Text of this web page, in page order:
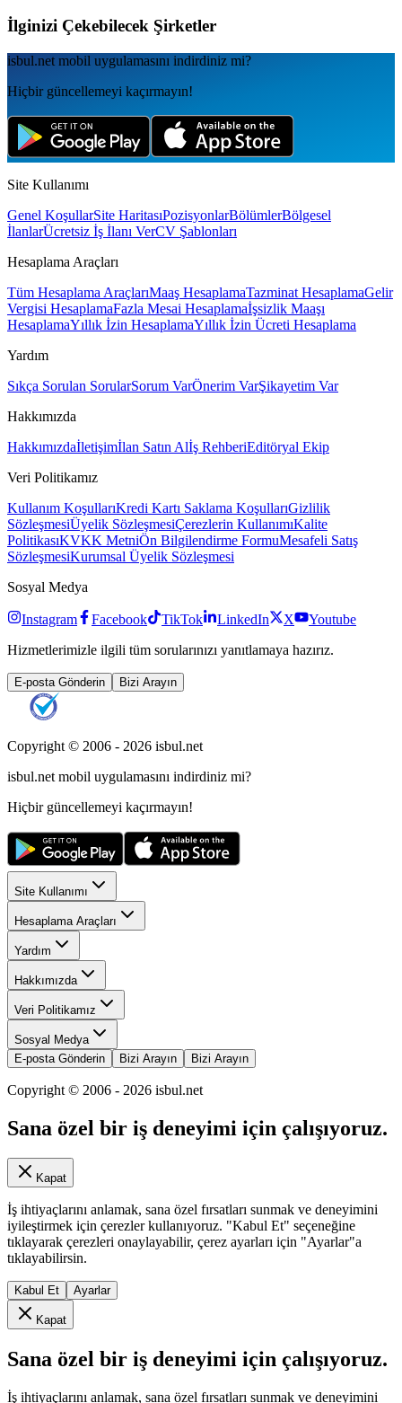
İlginizi Çekebilecek Şirketler
isbul.net mobil uygulamаsını indirdiniz mi?
Hiçbir güncellemeyi kaçırmayın!
Site Kullanımı
Genel KoşullarSite HaritasıPozisyonlarBölümlerBölgesel
İlanlarÜcretsiz İş İlanı VerCV Şablonları
Hesaplama Araçları
Tüm Hesaplama AraçlarıMaaş HesaplamaTazminat HesaplamaGelir
Vergisi HesaplamaFazla Mesai Hesaplamaİşsizlik Maaşı
HesaplamaYıllık İzin HesaplamaYıllık İzin Ücreti Hesaplama
Yardım
Sıkça Sorulan SorularSorum VarÖnerim VarŞikayetim Var
Hakkımızda
Hakkımızdaİletişimİlan Satın Alİş RehberiEditöryal Ekip
Veri Politikamız
Kullanım KoşullarıKredi Kartı Saklama KoşullarıGizlilik
SözleşmesiÜyelik SözleşmesiÇerezlerin KullanımıKalite
PolitikasıKVKK MetniÖn Bilgilendirme FormuMesafeli Satış
SözleşmesiKurumsal Üyelik Sözleşmesi
Sosyal Medya
Instagram Facebook TikTok LinkedIn X
Youtube
Hizmetlerimizle ilgili tüm sorularınızı yanıtlamaya hazırız.
E-posta Gönderin Bizi Arayın
Copyright © 2006 - 2026 isbul.net
isbul.net mobil uygulamasını indirdiniz mi?
Hiçbir güncellemeyi kaçırmayın!
Site Kullanımı
Hesaplama Araçları
Yardım
Hakkımızda
Veri Politikamız
Sosyal Medya
E-posta Gönderin
Bizi Arayın Bizi Arayın
Copyright © 2006 - 2026 isbul.net
Sana özel bir iş deneyimi için çalışıyoruz.
Kapat
İş ihtiyaçlarını anlamak, sana özel fırsatları sunmak ve deneyimini
iyileştirmek için çerezler kullanıyoruz. "Kabul Et" seçeneğine
tıklayarak çerezleri onaylayabilir, çerez ayarları için "Ayarlar"a
tıklayabilirsin.
Kabul Et Ayarlar
Kapat
Sana özel bir iş deneyimi için çalışıyoruz.
İş ihtiyaçlarını anlamak, sana özel fırsatları sunmak ve deneyimini